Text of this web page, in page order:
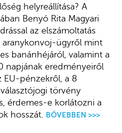
helyreállítása? A
Benyó Rita Magyari
az elszámoltatás
aranykonvoj-ügyről mint
banánhéjáról, valamint a
napjának eredményeiről
EU-pénzekről, a 8
törvény
érdemes-e korlátozni a
hosszát. BŐVEBBEN >>>